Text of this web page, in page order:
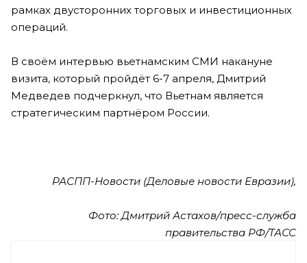
рамках двусторонних торговых и инвестиционных
операций.
В своём интервью вьетнамским СМИ накануне
визита, который пройдёт 6-7 апреля, Дмитрий
Медведев подчеркнул, что Вьетнам является
стратегическим партнёром России.
РАСПП-Новости (Деловые новости Евразии),
Фото: Дмитрий Астахов/пресс-служба
правительства РФ/ТАСС